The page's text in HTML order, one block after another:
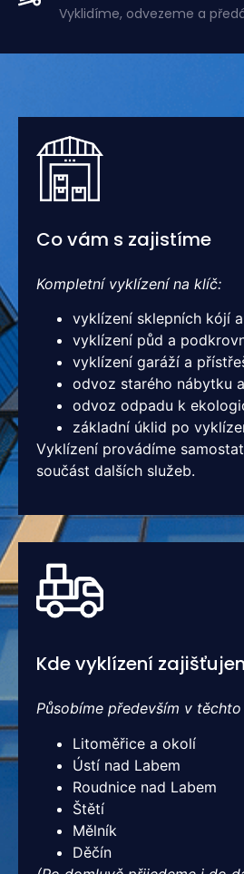
Vyklidíme, odvezeme a
Co vám s zajistíme
Kompletní vyklízení na klíč:
vyklízení sklepních kójí
vyklízení půd a
vyklízení garáží a
odvoz starého nábytku
odvoz odpadu k
základní úklid po
Vyklízení provádíme
součást dalších služeb.
Kde vyklízení
Působíme především v
Litoměřice a okolí
Ústí nad Labem
Roudnice nad Labem
Štětí
Mělník
Děčín